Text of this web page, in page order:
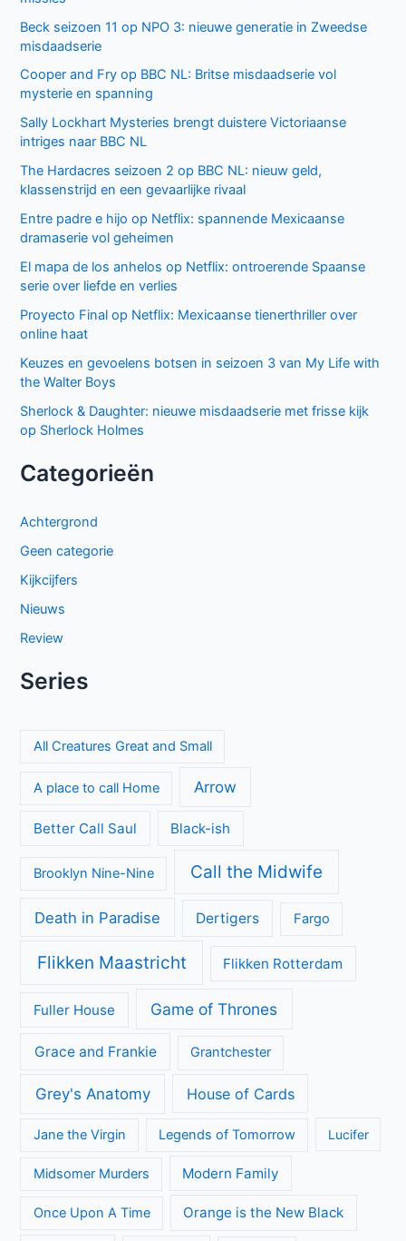
Beck seizoen 11 op NPO 3: nieuwe generatie in Zweedse
misdaadserie
Cooper and Fry op BBC NL: Britse misdaadserie vol
mysterie en spanning
Sally Lockhart Mysteries brengt duistere Victoriaanse
intriges naar BBC NL
The Hardacres seizoen 2 op BBC NL: nieuw geld,
klassenstrijd en een gevaarlijke rivaal
Entre padre e hijo op Netflix: spannende Mexicaanse
dramaserie vol geheimen
El mapa de los anhelos op Netflix: ontroerende Spaanse
serie over liefde en verlies
Proyecto Final op Netflix: Mexicaanse tienerthriller over
online haat
Keuzes en gevoelens botsen in seizoen 3 van My Life with
the Walter Boys
Sherlock & Daughter: nieuwe misdaadserie met frisse kijk
op Sherlock Holmes
Categorieën
Achtergrond
Geen categorie
Kijkcijfers
Nieuws
Review
Series
All Creatures Great and Small
A place to call Home Arrow
Better Call Saul Black-ish
Brooklyn Nine-Nine Call the Midwife
Death in Paradise Dertigers Fargo
Flikken Maastricht Flikken Rotterdam
Fuller House Game of Thrones
Grace and Frankie Grantchester
Grey's Anatomy House of Cards
Jane the Virgin Legends of Tomorrow Lucifer
Midsomer Murders Modern Family
Once Upon A Time Orange is the New Black